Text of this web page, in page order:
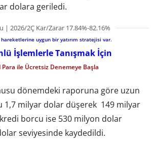
dolara geriledi.
| 2026/2Ç Kar/Zarar 17.84%-82.16%
uygun bir yatırım stratejisi var.
İşlemlerle Tanışmak İçin
Para ile Ücretsiz Denemeye Başla
dönemdeki raporuna göre uzun
1,7 milyar dolar düşerek 149 milyar
borcu ise 530 milyon dolar
seviyesinde kaydedildi.